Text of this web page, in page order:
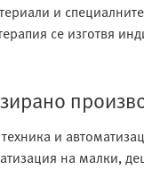
и
се изготвя
и
на малки,